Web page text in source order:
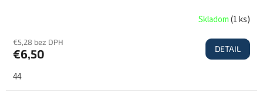
Skladom(1 ks)
€5,28 bez DPH
€6,50 DETAIL
44